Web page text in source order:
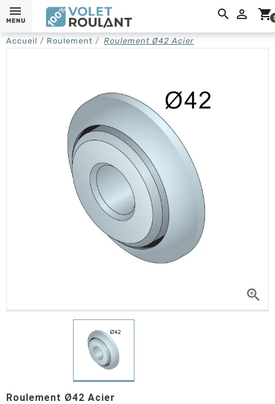
 shopping_cart
MENU
Accueil Roulement Roulement Ø42 Acier

Roulement Ø42 Acier